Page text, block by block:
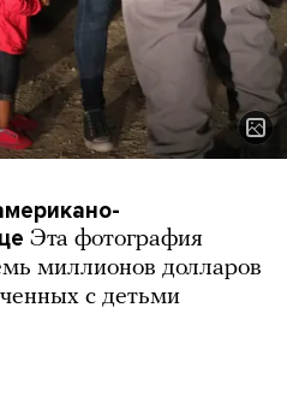
Эта фотография
миллионов долларов
с детьми